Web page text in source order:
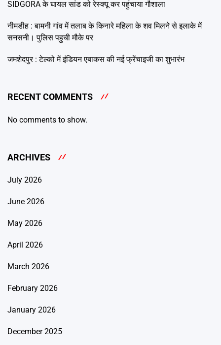
SIDGORA के घायल सांड को रेस्क्यू कर पहुंचाया गौशाला
नीमडीह : बामनी गांव में तलाब के किनारे महिला के शव मिलने से इलाके में
सनसनी। पुलिस पहुची मौके पर
जमशेदपुर : टेल्को में इंडियन एबाकस की नई फ्रेंचाइजी का शुभारंभ
RECENT COMMENTS
No comments to show.
ARCHIVES
July 2026
June 2026
May 2026
April 2026
March 2026
February 2026
January 2026
December 2025